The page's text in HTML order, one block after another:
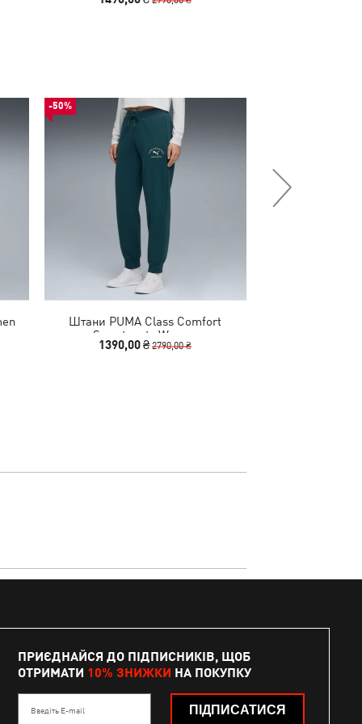
-50%
Штани PUMA Class Comfort
Sweatpants Women
1390,00 ₴2790,00 ₴
ПРИЄДНАЙСЯ ДО ПІДПИСНИКІВ, ЩОБ
ОТРИМАТИ 10% ЗНИЖКИ НА ПОКУПКУ
Введіть E-mail ПІДПИСАТИСЯ